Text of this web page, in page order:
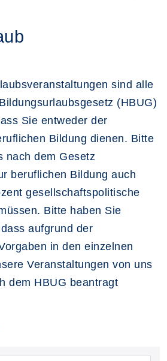
sind alle
(HBUG)
Sie entweder der
Bildung dienen. Bitte
nach dem Gesetz
beruflichen Bildung auch
gesellschaftspolitische
Bitte haben Sie
aufgrund der
in den einzelnen
Veranstaltungen von uns
dem HBUG beantragt